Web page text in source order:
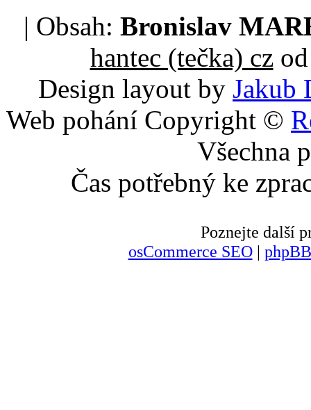
| Obsah: Bronislav
hantec (tečka) czod
Design layout by Jakub
Web pohání Copyright ©
Všechna
Čas potřebný ke
Poznejte další
osCommerce SEO|